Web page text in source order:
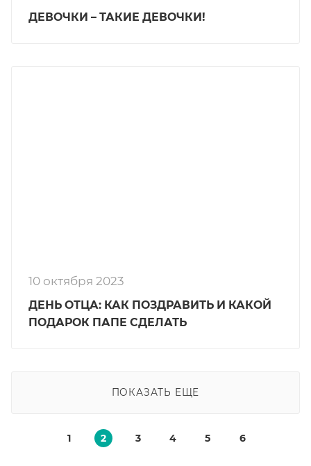
ДЕВОЧКИ – ТАКИЕ ДЕВОЧКИ!
10 октября 2023
ДЕНЬ ОТЦА: КАК ПОЗДРАВИТЬ И КАКОЙ
ПОДАРОК ПАПЕ СДЕЛАТЬ
ПОКАЗАТЬ ЕЩЕ
1 2 3 4 5 6